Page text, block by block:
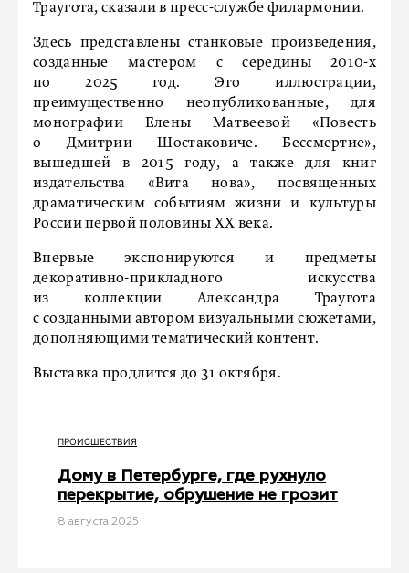
Траугота, сказали в пресс-службе филармонии.
Здесь представлены станковые произведения,
созданные мастером с середины 2010-х
по 2025 год. Это иллюстрации,
преимущественно неопубликованные, для
монографии Елены Матвеевой «Повесть
о Дмитрии Шостаковиче. Бессмертие»,
вышедшей в 2015 году, а также для книг
издательства «Вита нова», посвященных
драматическим событиям жизни и культуры
России первой половины ХХ века.
Впервые экспонируются и предметы
декоративно-прикладного искусства
из коллекции Александра Траугота
с созданными автором визуальными сюжетами,
дополняющими тематический контент.
Выставка продлится до 31 октября.
ПРОИСШЕСТВИЯ
Дому в Петербурге, где рухнуло
перекрытие, обрушение не грозит
8 августа 2025